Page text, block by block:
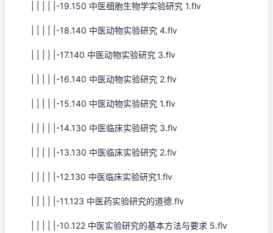
| | | | |-19.150 中医细胞生物学实验研究 1.flv
| | | | |-18.140 中医动物实验研究 4.flv
| | | | |-17.140 中医动物实验研究 3.flv
| | | | |-16.140 中医动物实验研究 2.flv
| | | | |-15.140 中医动物实验研究 1.flv
| | | | |-14.130 中医临床实验研究 3.flv
| | | | |-13.130 中医临床实验研究 2.flv
| | | | |-12.130 中医临床实验研究1.flv
| | | | |-11.123 中医药实验研究的道德.flv
| | | | |-10.122 中医实验研究的基本方法与要求 5.flv